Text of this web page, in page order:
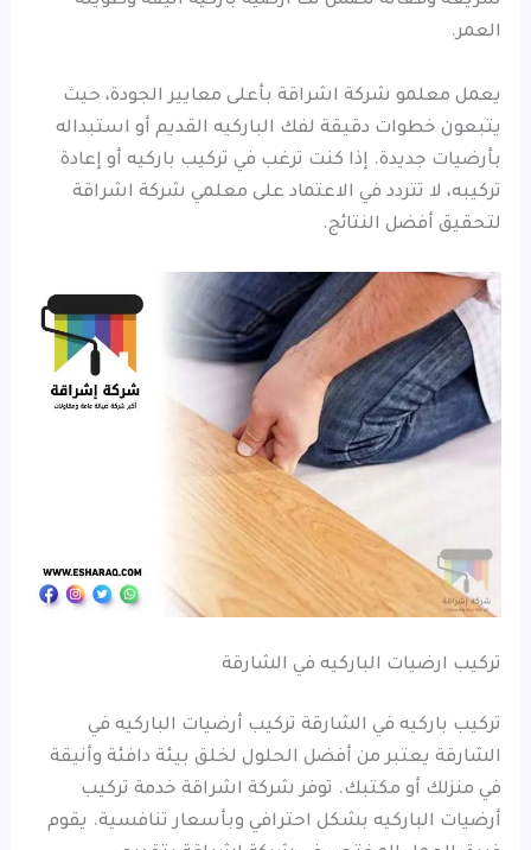
العمر.
يعمل معلمو شركة اشراقة بأعلى معايير الجودة، حيث
يتبعون خطوات دقيقة لفك الباركيه القديم أو استبداله
بأرضيات جديدة. إذا كنت ترغب في تركيب باركيه أو إعادة
تركيبه، لا تتردد في الاعتماد على معلمي شركة اشراقة
لتحقيق أفضل النتائج.
تركيب ارضيات الباركيه في الشارقة
تركيب باركيه في الشارقة تركيب أرضيات الباركيه في
الشارقة يعتبر من أفضل الحلول لخلق بيئة دافئة وأنيقة
في منزلك أو مكتبك. توفر شركة اشراقة خدمة تركيب
أرضيات الباركيه بشكل احترافي وبأسعار تنافسية. يقوم